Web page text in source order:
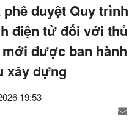
phê duyệt Quy
điện tử đối với
được ban
xây dựng
19:53